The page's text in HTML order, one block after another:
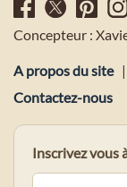
Concepteur :
A propos du site |
Contactez-nous
Inscrivez vous